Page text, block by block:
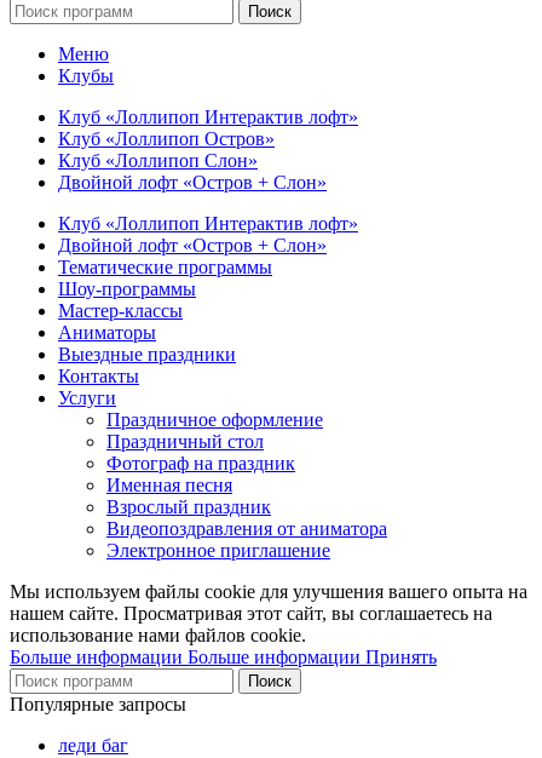
Поиск
Меню
Клубы
Клуб «Лоллипоп Интерактив лофт»
Клуб «Лоллипоп Остров»
Клуб «Лоллипоп Слон»
Двойной лофт «Остров + Слон»
Клуб «Лоллипоп Интерактив лофт»
Двойной лофт «Остров + Слон»
Тематические программы
Шоу-программы
Мастер-классы
Аниматоры
Выездные праздники
Контакты
Услуги
Праздничное оформление
Праздничный стол
Фотограф на праздник
Именная песня
Взрослый праздник
Видеопоздравления от аниматора
Электронное приглашение
Мы используем файлы cookie для улучшения вашего опыта на
нашем сайте. Просматривая этот сайт, вы соглашаетесь на
использование нами файлов cookie.
Больше информации Больше информации Принять
Поиск
Популярные запросы
леди баг